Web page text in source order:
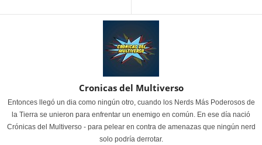
Cronicas del Multiverso
Entonces llegó un dia como ningún otro, cuando los Nerds Más Poderosos de
la Tierra se unieron para enfrentar un enemigo en común. En ese día nació
Crónicas del Multiverso - para pelear en contra de amenazas que ningún nerd
solo podría derrotar.